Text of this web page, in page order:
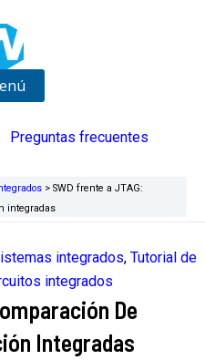
Preguntas frecuentes
> SWD frente a JTAG:
integradas
integrados, Tutorial de
integrados
De
Integradas